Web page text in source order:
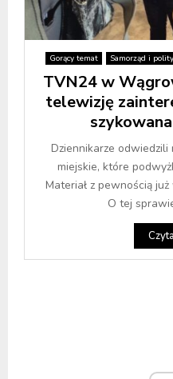
Gorący temat Samorząd i
TVN24 w
telewizję
Dziennikarze odwiedzili
miejskie, które
Materiał z pewnością
O tej